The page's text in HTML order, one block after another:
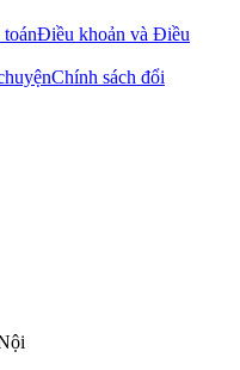
Điều khoản và Điều
Chính sách đổi